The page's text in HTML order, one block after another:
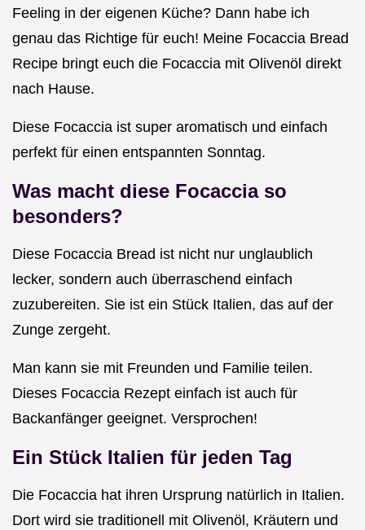
Feeling in der eigenen Küche? Dann habe ich
genau das Richtige für euch! Meine Focaccia Bread
Recipe bringt euch die Focaccia mit Olivenöl direkt
nach Hause.
Diese Focaccia ist super aromatisch und einfach
perfekt für einen entspannten Sonntag.
Was macht diese Focaccia so
besonders?
Diese Focaccia Bread ist nicht nur unglaublich
lecker, sondern auch überraschend einfach
zuzubereiten. Sie ist ein Stück Italien, das auf der
Zunge zergeht.
Man kann sie mit Freunden und Familie teilen.
Dieses Focaccia Rezept einfach ist auch für
Backanfänger geeignet. Versprochen!
Ein Stück Italien für jeden Tag
Die Focaccia hat ihren Ursprung natürlich in Italien.
Dort wird sie traditionell mit Olivenöl, Kräutern und